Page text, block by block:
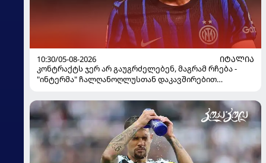
10:30/05-08-2026
ᲘᲢᲐᲚᲘᲐ
კონტრაქტს ჯერ არ გაუგრძელებენ, მაგრამ რჩება -
"ინტერმა" ჩალღანოღლუსთან დაკავშირებით